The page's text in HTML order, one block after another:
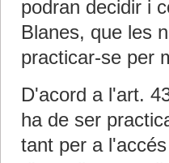
podran decidir i
Blanes, que les
practicar-se per
D'acord a l'art.
ha de ser
tant per a